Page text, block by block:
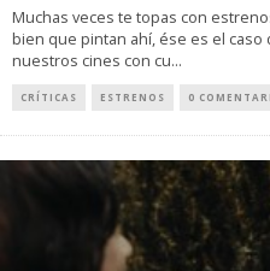
Muchas veces te topas con
bien que pintan ahí, ése es el caso
nuestros cines con cu...
CRÍTICAS ESTRENOS 0